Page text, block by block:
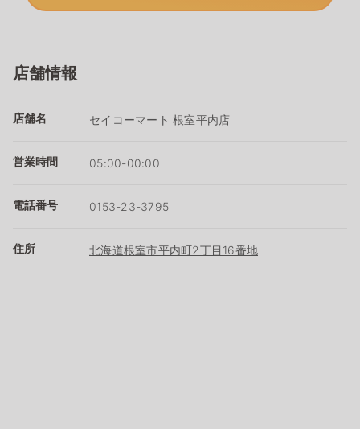
店舗情報
店舗名 セイコーマート 根室平内店
営業時間 05:00-00:00
電話番号 0153-23-3795
住所 北海道根室市平内町2丁目16番地